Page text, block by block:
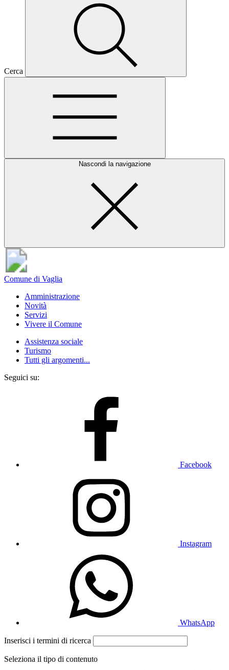
Cerca
Nascondi la navigazione
Comune di Vaglia
Amministrazione
Novità
Servizi
Vivere il Comune
Assistenza sociale
Turismo
Tutti gli argomenti...
Seguici su:
Facebook
Instagram
WhatsApp
Inserisci i termini di ricerca
Seleziona il tipo di contenuto